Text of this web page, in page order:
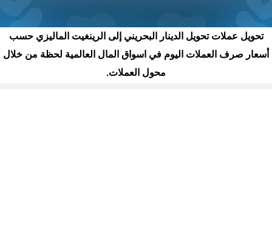
تحويل عملات تحويل الدينار البحريني إلى الرينغيت الماليزي حسب
أسعار صرف العملات اليوم في اسواق المال العالمية لحظة من خلال
محول العملات.